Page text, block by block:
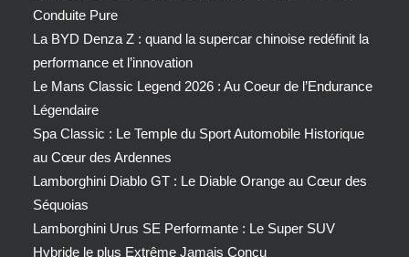
Conduite Pure
La BYD Denza Z : quand la supercar chinoise redéfinit la
performance et l’innovation
Le Mans Classic Legend 2026 : Au Coeur de l’Endurance
Légendaire
Spa Classic : Le Temple du Sport Automobile Historique
au Cœur des Ardennes
Lamborghini Diablo GT : Le Diable Orange au Cœur des
Séquoias
Lamborghini Urus SE Performante : Le Super SUV
Hybride le plus Extrême Jamais Conçu